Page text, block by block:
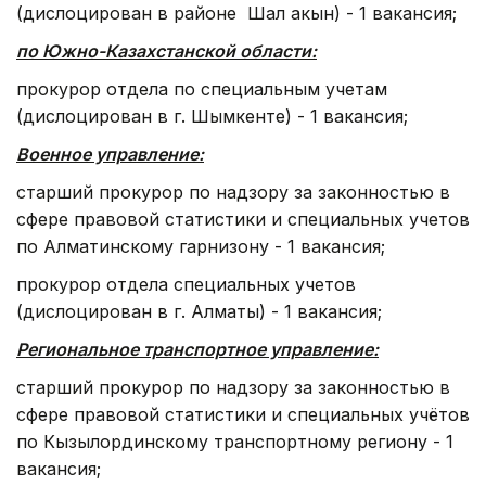
(дислоцирован в районе Шал акын) - 1 вакансия;
по Южно-Казахстанской области:
прокурор отдела по специальным учетам
(дислоцирован в г. Шымкенте) - 1 вакансия;
Военное управление:
старший прокурор по надзору за законностью в
сфере правовой статистики и специальных учетов
по Алматинскому гарнизону - 1 вакансия;
прокурор отдела специальных учетов
(дислоцирован в г. Алматы) - 1 вакансия;
Региональное транспортное управление:
старший прокурор по надзору за законностью в
сфере правовой статистики и специальных учётов
по Кызылординскому транспортному региону - 1
вакансия;